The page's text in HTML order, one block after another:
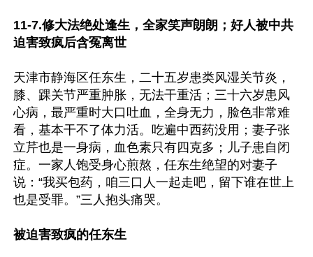
11-7.修大法绝处逢生，全家笑声朗朗；好人被中共
迫害致疯后含冤离世
天津市静海区任东生，二十五岁患类风湿关节炎，
膝、踝关节严重肿胀，无法干重活；三十六岁患风
心病，最严重时大口吐血，全身无力，脸色非常难
看，基本干不了体力活。吃遍中西药没用；妻子张
立芹也是一身病，血色素只有四克多；儿子患自闭
症。一家人饱受身心煎熬，任东生绝望的对妻子
说：“我买包药，咱三口人一起走吧，留下谁在世上
也是受罪。”三人抱头痛哭。
被迫害致疯的任东生